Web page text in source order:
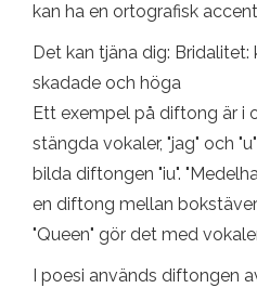
kan ha en ortografisk
Det kan tjäna dig:
skadade och höga
Ett exempel på diftong är i
stängda vokaler, "jag" och
bilda diftongen "iu".
en diftong mellan
"Queen" gör det med
I poesi används diftongen